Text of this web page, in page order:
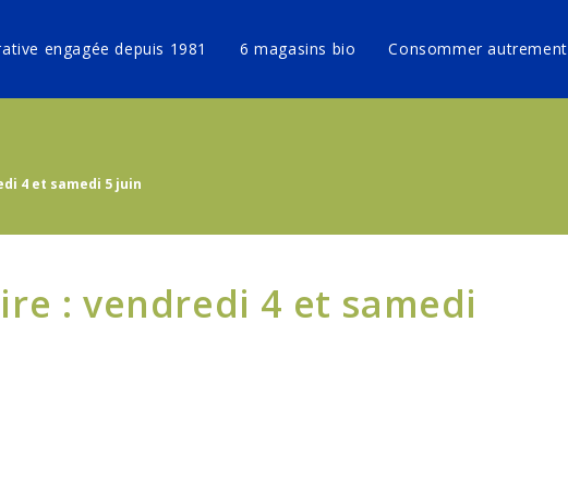
engagée depuis 1981 6 magasins bio Consommer autrement
4 et samedi 5 juin
: vendredi 4 et samedi